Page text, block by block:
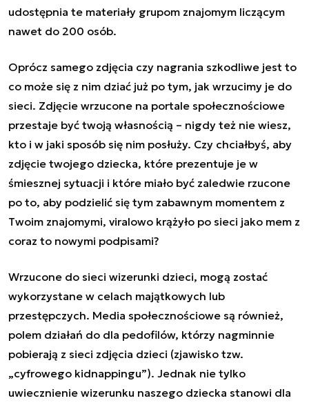
udostępnia te materiały grupom znajomym liczącym
nawet do 200 osób.
Oprócz samego zdjęcia czy nagrania szkodliwe jest to
co może się z nim dziać już po tym, jak wrzucimy je do
sieci. Zdjęcie wrzucone na portale społecznościowe
przestaje być twoją własnością – nigdy też nie wiesz,
kto i w jaki sposób się nim posłuży. Czy chciałbyś, aby
zdjęcie twojego dziecka, które prezentuje je w
śmiesznej sytuacji i które miało być zaledwie rzucone
po to, aby podzielić się tym zabawnym momentem z
Twoim znajomymi, viralowo krążyło po sieci jako mem z
coraz to nowymi podpisami?
Wrzucone do sieci wizerunki dzieci, mogą zostać
wykorzystane w celach majątkowych lub
przestępczych. Media społecznościowe są również,
polem działań do dla pedofilów, którzy nagminnie
pobierają z sieci zdjęcia dzieci (zjawisko tzw.
„cyfrowego kidnappingu”). Jednak nie tylko
uwiecznienie wizerunku naszego dziecka stanowi dla